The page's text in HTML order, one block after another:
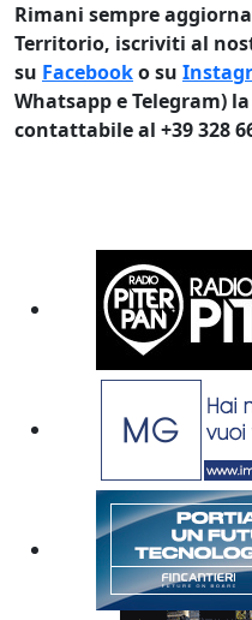
Rimani sempre
Territorio, iscriviti al
su Facebooko su
Whatsapp e Telegram)
contattabile al +39 328